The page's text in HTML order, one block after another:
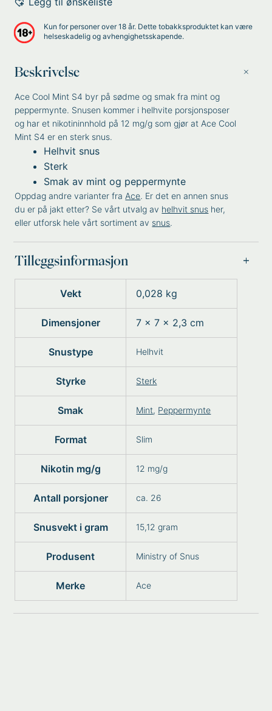
Kun for personer over 18 år. Dette tobakksproduktet kan være
helseskadelig og avhengighetsskapende.
Beskrivelse
Ace Cool Mint S4 byr på sødme og smak fra mint og
peppermynte. Snusen kommer i helhvite porsjonsposer
og har et nikotininnhold på 12 mg/g som gjør at Ace Cool
Mint S4 er en sterk snus.
Helhvit snus
Sterk
Smak av mint og peppermynte
Oppdag andre varianter fra Ace. Er det en annen snus
du er på jakt etter? Se vårt utvalg av helhvit snus her,
eller utforsk hele vårt sortiment av snus.
Tilleggsinformasjon
Vekt 0,028 kg
Dimensjoner 7 × 7 × 2,3 cm
Snustype Helhvit
Styrke Sterk
Smak Mint, Peppermynte
Format Slim
Nikotin mg/g 12 mg/g
Antall porsjoner ca. 26
Snusvekt i gram 15,12 gram
Produsent Ministry of Snus
Merke Ace